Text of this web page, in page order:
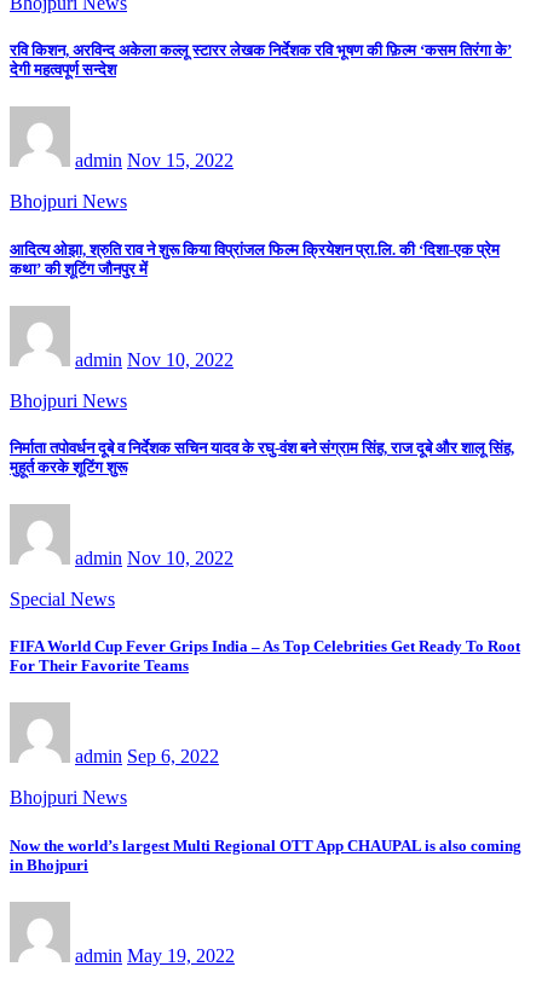
रवि किशन, अरविन्द अकेला कल्लू स्टारर लेखक निर्देशक रवि भूषण की फ़िल्म ‘कसम तिरंगा के’
देगी महत्वपूर्ण सन्देश
admin Nov 15, 2022
Bhojpuri News
आदित्य ओझा, श्रुति राव ने शुरू किया विप्रांजल फिल्म क्रियेशन प्रा.लि. की ‘दिशा-एक प्रेम
कथा’ की शूटिंग जौनपुर में
admin Nov 10, 2022
Bhojpuri News
निर्माता तपोवर्धन दूबे व निर्देशक सचिन यादव के रघु-वंश बने संग्राम सिंह, राज दूबे और शालू सिंह,
मुहूर्त करके शूटिंग शुरू
admin Nov 10, 2022
Special News
FIFA World Cup Fever Grips India – As Top Celebrities Get Ready To Root
For Their Favorite Teams
admin Sep 6, 2022
Bhojpuri News
Now the world’s largest Multi Regional OTT App CHAUPAL is also coming
in Bhojpuri
admin May 19, 2022